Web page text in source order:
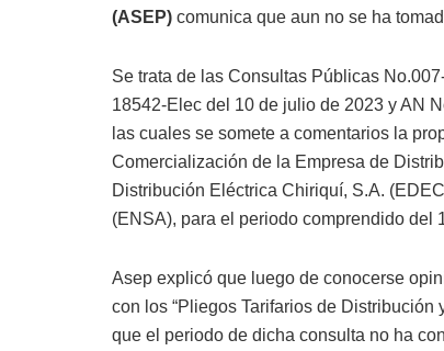
(ASEP) comunica que aun no se ha
Se trata de las Consultas Públicas
18542-Elec del 10 de julio de 2023 y AN
las cuales se somete a comentarios la
Comercialización de la Empresa de
Distribución Eléctrica Chiriquí, S.A.
(ENSA), para el periodo comprendido del
Asep explicó que luego de conocerse
con los “Pliegos Tarifarios de
que el periodo de dicha consulta no ha